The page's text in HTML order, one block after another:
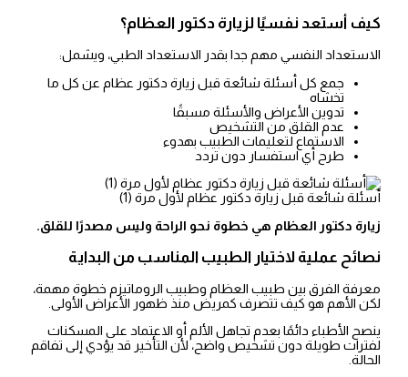
كيف أستعد نفسيًا لزيارة دكتور العظام؟
الاستعداد النفسي مهم جدا بقدر الاستعداد الطبي، ويشمل:
جمع كل أسئلة شائعة قبل زيارة دكتور عظام عن كل ما
تخشاه
تدوين الأعراض والأسئلة مسبقًا
عدم القلق من التشخيص
الاستماع لتعليمات الطبيب بهدوء
طرح أي استفسار دون تردد
أسئلة شائعة قبل زيارة دكتور عظام لأول مرة (1)
زيارة دكتور العظام هي خطوة نحو الراحة وليس مصدرًا للقلق.
نصائح عملية لاختيار الطبيب المناسب من البداية
معرفة الفرق بين طبيب العظام وطبيب الروماتيزم خطوة مهمة،
لكن الأهم هو كيف تتصرف كمريض منذ ظهور الأعراض الأولى.
ينصح الأطباء دائمًا بعدم تجاهل الألم أو الاعتماد على المسكنات
لفترات طويلة دون تشخيص واضح، لأن التأخير قد يؤدي إلى تفاقم
الحالة.